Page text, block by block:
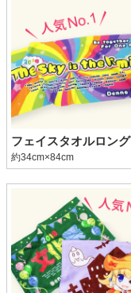
フェイスタオルロング
約34cm×84cm